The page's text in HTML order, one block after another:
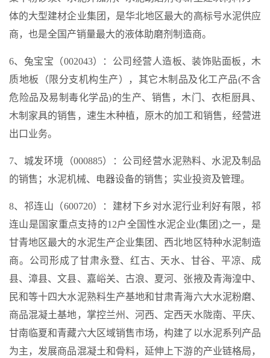
体的大型建材企业集团，是华北地区最大的高标号水泥供应
商，也是全国产销量最大的液体助磨剂制造商。
6、兔宝宝（002043）：公司经营人造板、装饰贴面板，木
质地板（限分支机构生产），其它木制品及化工产品(不含
危险品及易制毒化学品)的生产、销售，木门、衣柜厨具、
木制家具的销售，速生木种植，原木的加工和销售，经营进
出口业务。
7、城发环境（000885）：公司经营水泥熟料、水泥及制品
的销售；水泥机械、电器设备的销售；实业投资及管理。
8、祁连山（600720）：建材下乡对水泥行业利好有限，祁
连山是国家重点支持的12户全国性水泥企业(集团)之一，是
甘青地区最大的水泥生产企业集团、西北地区特种水泥制造
商。公司形成了甘肃永登、红古、天水、甘谷、平凉、成
县、漳县、文县、嘉峪关、古浪、夏河、张掖及青海湟中、
民和等十四大水泥熟料生产基地和甘肃青海六大水泥粉磨、
商品混凝土基地，掌控兰州、河西、定西天水陇南、平庆、
甘南临夏和青藏六大区域销售市场，构建了以水泥系列产品
为主，发展商品混凝土和骨料，延伸上下游的产业链格局，